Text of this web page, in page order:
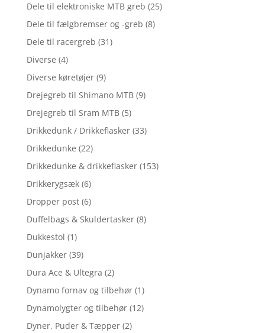
Dele til elektroniske MTB greb (25)
Dele til fælgbremser og -greb (8)
Dele til racergreb (31)
Diverse (4)
Diverse køretøjer (9)
Drejegreb til Shimano MTB (9)
Drejegreb til Sram MTB (5)
Drikkedunk / Drikkeflasker (33)
Drikkedunke (22)
Drikkedunke & drikkeflasker (153)
Drikkerygsæk (6)
Dropper post (6)
Duffelbags & Skuldertasker (8)
Dukkestol (1)
Dunjakker (39)
Dura Ace & Ultegra (2)
Dynamo fornav og tilbehør (1)
Dynamolygter og tilbehør (12)
Dyner, Puder & Tæpper (2)